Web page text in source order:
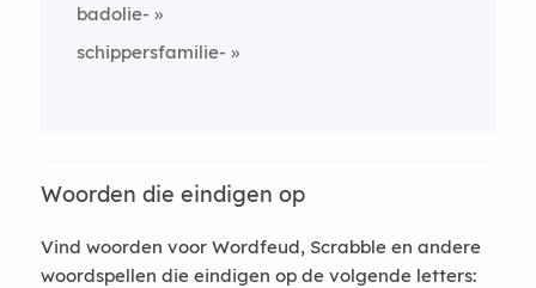
badolie-
schippersfamilie-
Woorden die eindigen op
Vind woorden voor Wordfeud, Scrabble en andere
woordspellen die eindigen op de volgende letters: